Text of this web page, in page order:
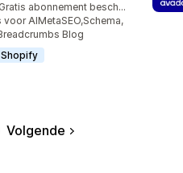
in totaal
Gratis abonnement beschikbaar
AIMetaSEO,Schema,
BIog
Volgende